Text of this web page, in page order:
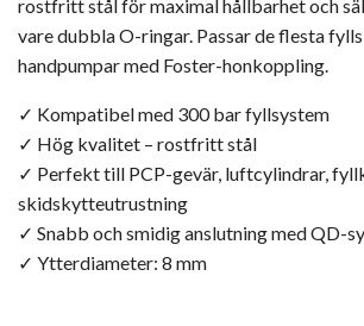
rostfritt stål för maximal hållbarhet och
vare dubbla O-ringar. Passar de flesta
handpumpar med Foster-honkoppling.
✓ Kompatibel med 300 bar fyllsystem
✓ Hög kvalitet – rostfritt stål
✓ Perfekt till PCP-gevär, luftcylindrar,
skidskytteutrustning
✓ Snabb och smidig anslutning med QD-
✓ Ytterdiameter: 8 mm